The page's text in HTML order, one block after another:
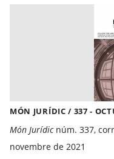
MÓN JURÍDIC / 337 -
Món Jurídicnúm. 337,
novembre de 2021